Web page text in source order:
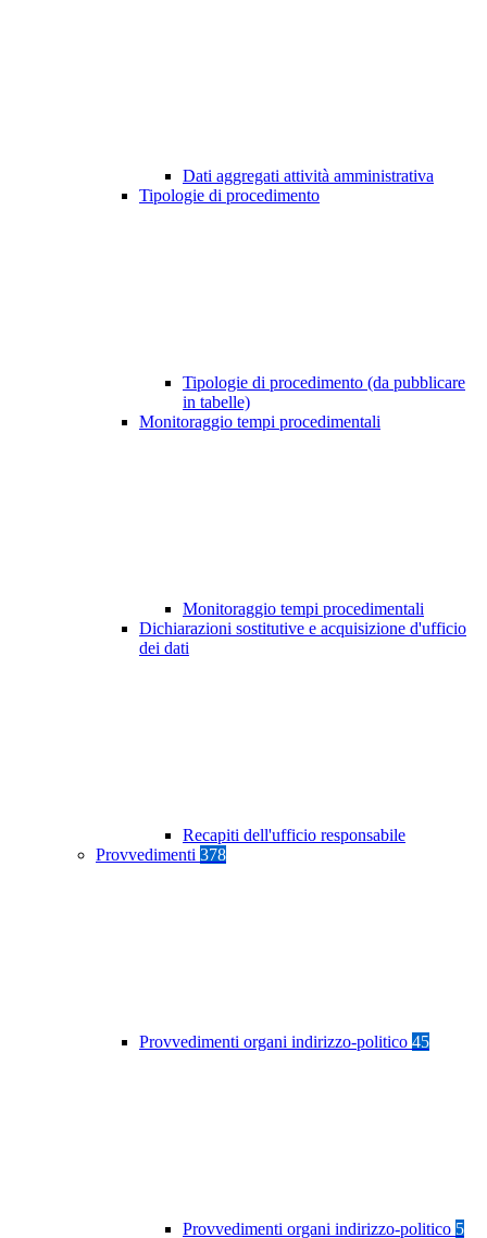
Dati aggregati attività amministrativa
Tipologie di procedimento
Tipologie di procedimento (da pubblicare
in tabelle)
Monitoraggio tempi procedimentali
Monitoraggio tempi procedimentali
Dichiarazioni sostitutive e acquisizione d'ufficio
dei dati
Recapiti dell'ufficio responsabile
Provvedimenti 378
Provvedimenti organi indirizzo-politico 45
Provvedimenti organi indirizzo-politico 5